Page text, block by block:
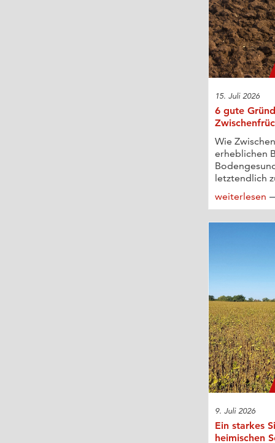
15. Juli 2026
6 gute
Wie
erheblichen
letztendlich
weiterlesen
9. Juli 2026
Ein starkes
heimischen